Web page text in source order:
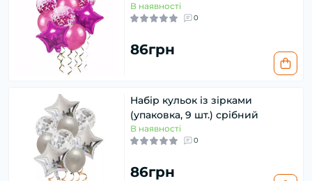
В наявності
0
86грн
Набір кульок із зірками
(упаковка, 9 шт.) срібний
В наявності
0
86грн